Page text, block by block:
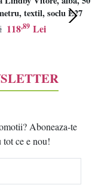
textil, soclu E27
118,89 Lei
Aboneaza-te
ce e nou!